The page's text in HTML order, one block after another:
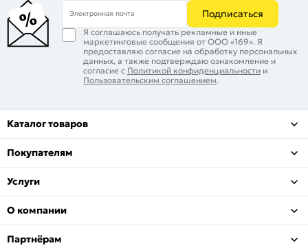
Электронная почта Подписаться
Я соглашаюсь получать рекламные и иные
маркетинговые сообщения от ООО «169». Я
предоставляю согласие на обработку персональных
данных, а также подтверждаю ознакомление и
согласие с Политикой конфиденциальности и
Пользовательским соглашением.
Каталог товаров
Покупателям
Услуги
О компании
Партнёрам